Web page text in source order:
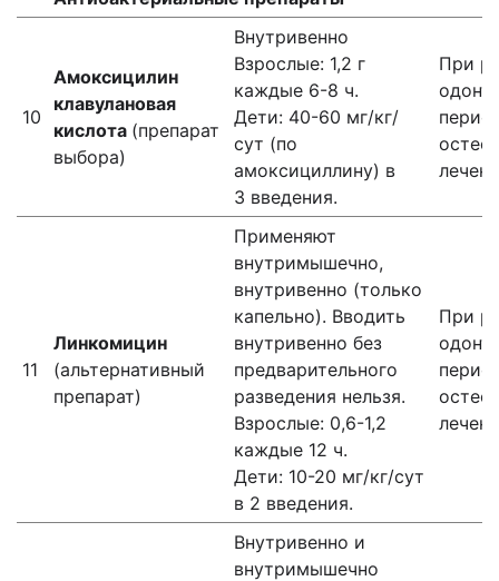
10
Амоксицилин
клавулановая
кислота (препарат
выбора)
Внутривенно
Взрослые: 1,2 г
каждые 6-8 ч.
Дети: 40-60 мг/кг/
сут (по
амоксициллину) в
3 введения.
При
11
Линкомицин
(альтернативный
препарат)
Применяют
внутримышечно,
внутривенно (только
капельно). Вводить
внутривенно без
предварительного
разведения нельзя.
Взрослые: 0,6-1,2
каждые 12 ч.
Дети: 10-20 мг/кг/сут
в 2 введения.
При
Внутривенно и
внутримышечно